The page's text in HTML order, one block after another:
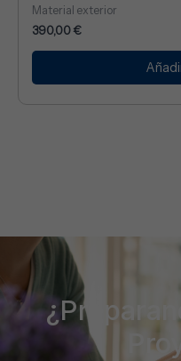
Material exterior
390,00€